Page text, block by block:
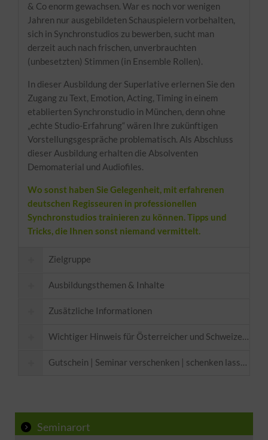
& Co enorm gewachsen. War es noch vor wenigen
Jahren nur ausgebildeten Schauspielern vorbehalten,
sich in Synchronstudios zu bewerben, sucht man
derzeit auch nach frischen, unverbrauchten
(unbesetzten) Stimmen (in Ensemble Rollen).
In dieser Ausbildung der Superlative erlernen Sie den
Zugang zu Text, Emotion, Acting, Timing in einem
etablierten Synchronstudio in München, denn ohne
„echte Studio-Erfahrung“ wären Ihre zukünftigen
Vorstellungsgespräche problematisch. Als Abschluss
dieser Ausbildung erhalten die Absolventen
Demomaterial und Audiofiles.
Wo sonst haben Sie Gelegenheit, mit erfahrenen
deutschen Regisseuren in professionellen
Synchronstudios trainieren zu können. Tipps und
Tricks, die Ihnen sonst niemand vermittelt.
Zielgruppe
Ausbildungsthemen & Inhalte
Zusätzliche Informationen
Voraussetzungen: M1 HBS
Wichtiger Hinweis für Österreicher und Schweizer
Gutschein | Seminar verschenken | schenken lassen
Seminarort